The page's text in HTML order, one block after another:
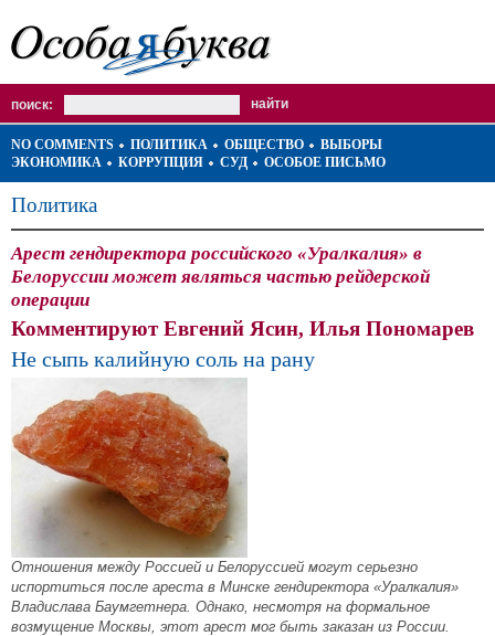
поиск:
NO COMMENTS ПОЛИТИКА ОБЩЕСТВО
ВЫБОРЫ
ЭКОНОМИКА
КОРРУПЦИЯ СУД ОСОБОЕ ПИСЬМО
Политика
Арест гендиректора российского «Уралкалия» в
Белоруссии может являться частью рейдерской
операции
Комментируют Евгений Ясин, Илья Пономарев
Не сыпь калийную соль на рану
Отношения между Россией и Белоруссией могут серьезно
испортиться после ареста в Минске гендиректора «Уралкалия»
Владислава Баумгетнера. Однако, несмотря на формальное
возмущение Москвы, этот арест мог быть заказан из России.